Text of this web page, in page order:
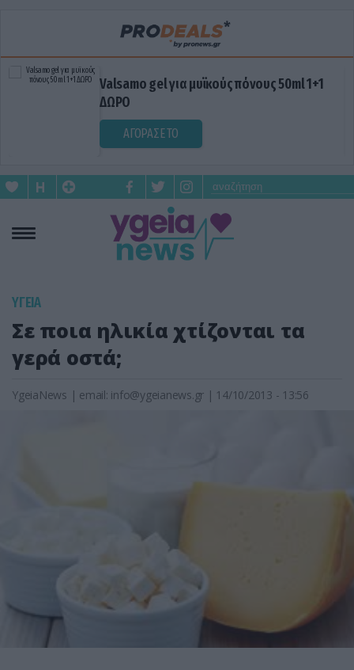
Valsamo gel για μυϊκούς πόνους 50ml 1+1
ΔΩΡΟ
ΑΓΟΡΑΣΕ ΤΟ
ΥΓΕΙΑ
Σε ποια ηλικία χτίζονται τα
γερά οστά;
YgeiaNews | email: info@ygeianews.gr | 14/10/2013 - 13:56